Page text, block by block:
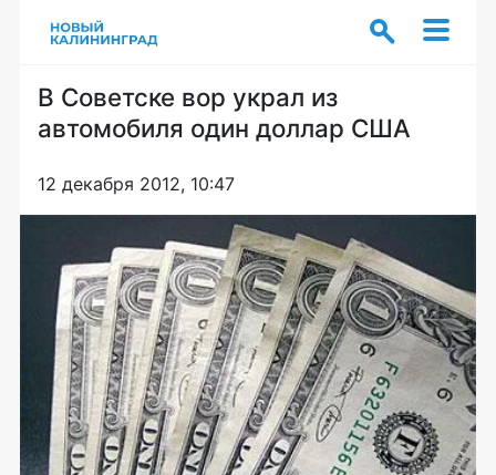
В Советске вор украл из
автомобиля один доллар США
12 декабря 2012, 10:47